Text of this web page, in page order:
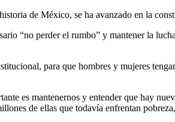
de México, se ha avanzado en la
“no perder el rumbo” y mantener la
para que hombres y mujeres
es mantenernos y entender que hay
de ellas que todavía enfrentan